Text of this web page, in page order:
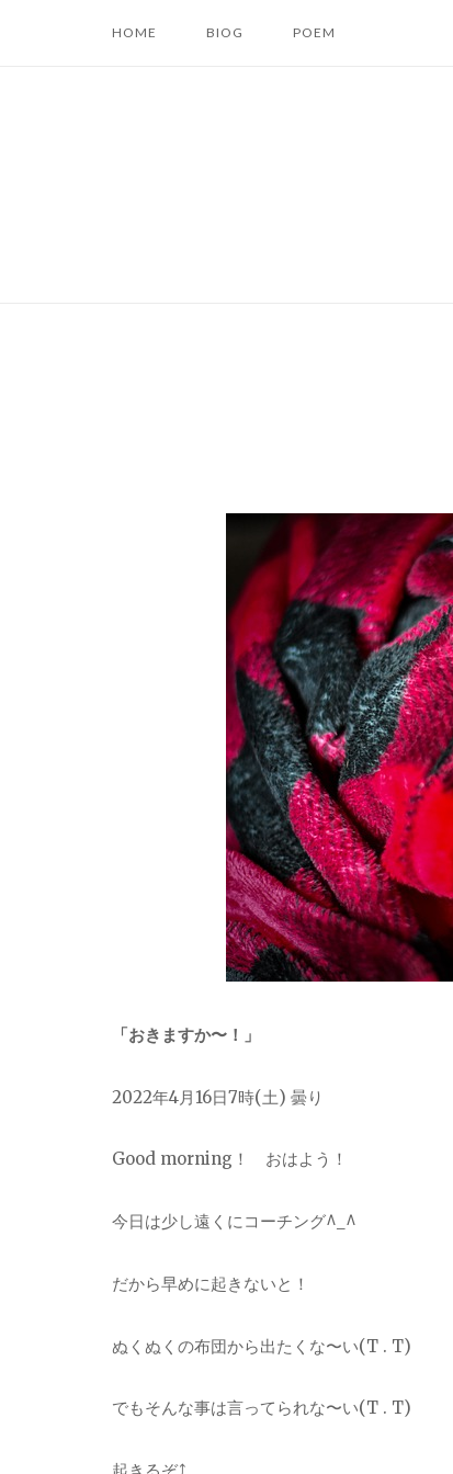
HOME BIOG POEM
「おきますか〜！」
2022年4月16日7時(土) 曇り
Good morning！ おはよう！
今日は少し遠くにコーチング^_^
だから早めに起きないと！
ぬくぬくの布団から出たくな〜い(T . T)
でもそんな事は言ってられな〜い(T . T)